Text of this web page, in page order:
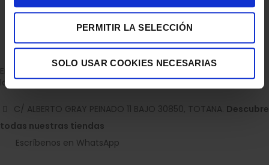
PERMITIR LA SELECCIÓN
SOLO USAR COOKIES NECESARIAS
Empresa dedicada a la venta de accesorios para el hogar con
la experiencia de 36 años.
C/ ALBERTO GRAY PEINADO 11 BAJO 30850, TOTANA. Descubre
todas nuestras tiendas
Escríbenos en WhatsApp